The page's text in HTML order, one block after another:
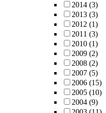
2014 (3)
2013 (3)
2012 (1)
2011 (3)
2010 (1)
2009 (2)
2008 (2)
2007 (5)
2006 (15)
2005 (10)
2004 (9)